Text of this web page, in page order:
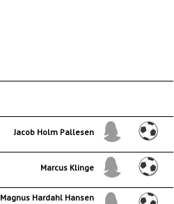
Jacob Holm Pallesen
Marcus Klinge
Magnus Hardahl Hansen